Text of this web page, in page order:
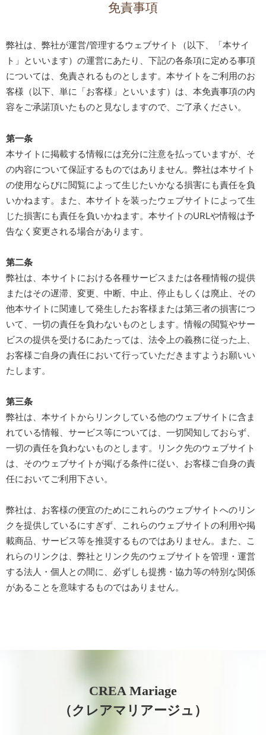
免責事項
弊社は、弊社が運営/管理するウェブサイト（以下、「本サイ
ト」といいます）の運営にあたり、下記の各条項に定める事項
については、免責されるものとします。本サイトをご利用のお
客様（以下、単に「お客様」といいます）は、本免責事項の内
容をご承諾頂いたものと見なしますので、ご了承ください。
第一条
本サイトに掲載する情報には充分に注意を払っていますが、そ
の内容について保証するものではありません。弊社は本サイト
の使用ならびに閲覧によって生じたいかなる損害にも責任を負
いかねます。また、本サイトを装ったウェブサイトによって生
じた損害にも責任を負いかねます。本サイトのURLや情報は予
告なく変更される場合があります。
第二条
弊社は、本サイトにおける各種サービスまたは各種情報の提供
またはその遅滞、変更、中断、中止、停止もしくは廃止、その
他本サイトに関連して発生したお客様または第三者の損害につ
いて、一切の責任を負わないものとします。情報の閲覧やサー
ビスの提供を受けるにあたっては、法令上の義務に従った上、
お客様ご自身の責任において行っていただきますようお願いい
たします。
第三条
弊社は、本サイトからリンクしている他のウェブサイトに含ま
れている情報、サービス等については、一切関知しておらず、
一切の責任を負わないものとします。リンク先のウェブサイト
は、そのウェブサイトが掲げる条件に従い、お客様ご自身の責
任においてご利用下さい。
弊社は、お客様の便宜のためにこれらのウェブサイトへのリン
クを提供しているにすぎず、これらのウェブサイトの利用や掲
載商品、サービス等を推奨するものではありません。また、こ
れらのリンクは、弊社とリンク先のウェブサイトを管理・運営
する法人・個人との間に、必ずしも提携・協力等の特別な関係
があることを意味するものではありません。
CREA Mariage
（クレアマリアージュ）